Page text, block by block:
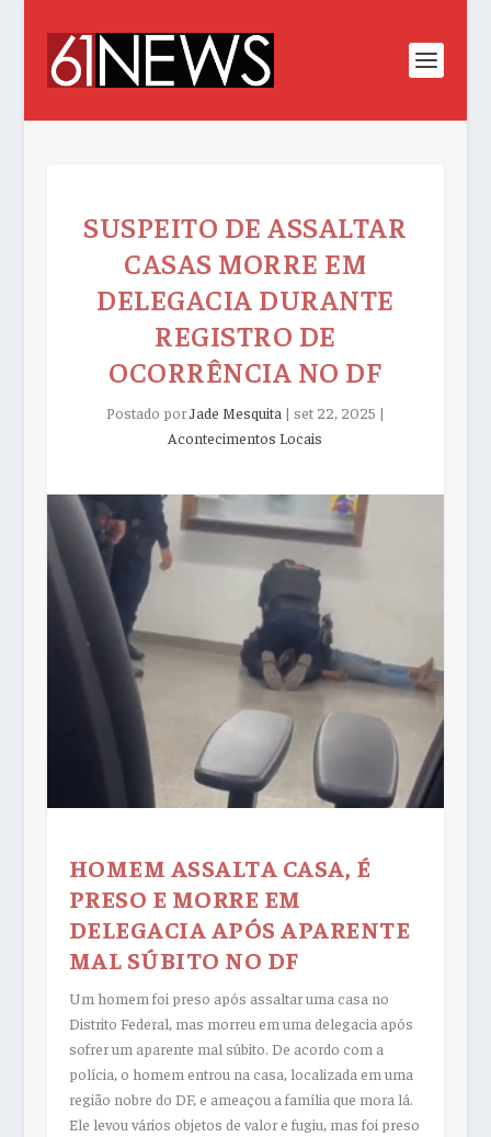
SUSPEITO DE ASSALTAR
CASAS MORRE EM
DELEGACIA DURANTE
REGISTRO DE
OCORRÊNCIA NO DF
Postado porJade Mesquita | set 22, 2025 |
Acontecimentos Locais
HOMEM ASSALTA CASA, É
PRESO E MORRE EM
DELEGACIA APÓS APARENTE
MAL SÚBITO NO DF
Um homem foi preso após assaltar uma casa no
Distrito Federal, mas morreu em uma delegacia após
sofrer um aparente mal súbito. De acordo com a
polícia, o homem entrou na casa, localizada em uma
região nobre do DF, e ameaçou a família que mora lá.
Ele levou vários objetos de valor e fugiu, mas foi preso